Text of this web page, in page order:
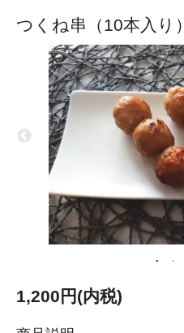
つくね串（10本入り）
1,200円(内税)